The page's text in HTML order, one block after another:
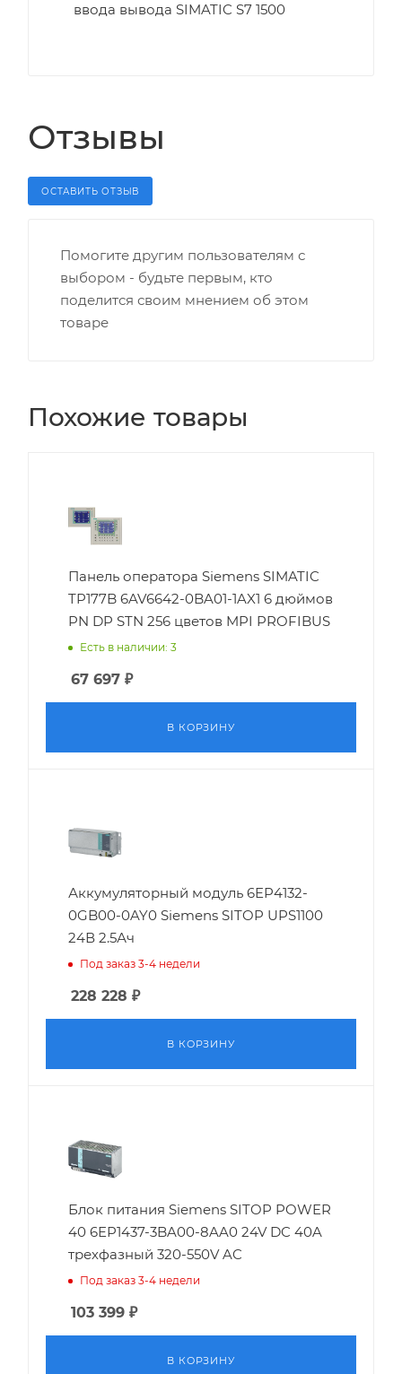
ввода вывода SIMATIC S7 1500
Отзывы
ОСТАВИТЬ ОТЗЫВ
Помогите другим пользователям с
выбором - будьте первым, кто
поделится своим мнением об этом
товаре
Похожие товары
Панель оператора Siemens SIMATIC
TP177B 6AV6642-0BA01-1AX1 6 дюймов
PN DP STN 256 цветов MPI PROFIBUS
Есть в наличии: 3
67 697 ₽
В КОРЗИНУ
Аккумуляторный модуль 6EP4132-
0GB00-0AY0 Siemens SITOP UPS1100
24В 2.5Ач
Под заказ 3-4 недели
228 228 ₽
В КОРЗИНУ
Блок питания Siemens SITOP POWER
40 6EP1437-3BA00-8AA0 24V DC 40A
трехфазный 320-550V AC
Под заказ 3-4 недели
103 399 ₽
В КОРЗИНУ